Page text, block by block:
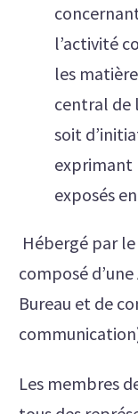
l’activité
les
central de
soit
exprimant
exposés
Hébergé par le
composé
Bureau et de
Les membres